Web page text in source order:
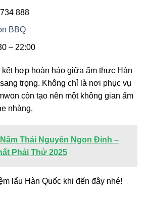
888
BBQ
– 22:00
kết hợp hoàn hảo giữa ẩm thực Hàn
trọng. Không chỉ là nơi phục vụ
còn tạo nên một không gian ấm
nhàng.
Thái Nguyên Ngon Đỉnh –
Phải Thử 2025
lẩu Hàn Quốc khi đến đây nhé!